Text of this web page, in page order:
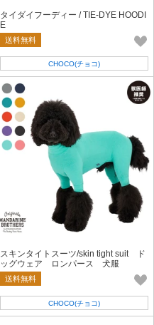
タイダイフーディー / TIE-DYE HOODI
E
送料無料
CHOCO(チョコ)
スキンタイトスーツ/skin tight suit ド
ッグウェア ロンパース 犬服
送料無料
CHOCO(チョコ)